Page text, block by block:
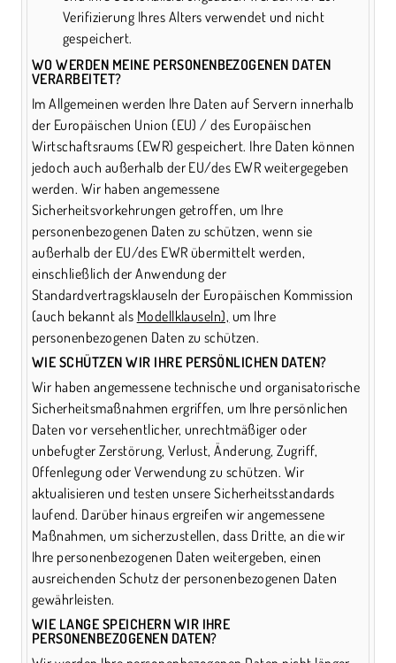
Verifizierung Ihres Alters verwendet und nicht
gespeichert.
WO WERDEN MEINE PERSONENBEZOGENEN DATEN
VERARBEITET?
Im Allgemeinen werden Ihre Daten auf Servern innerhalb
der Europäischen Union (EU) / des Europäischen
Wirtschaftsraums (EWR) gespeichert. Ihre Daten können
jedoch auch außerhalb der EU/des EWR weitergegeben
werden. Wir haben angemessene
Sicherheitsvorkehrungen getroffen, um Ihre
personenbezogenen Daten zu schützen, wenn sie
außerhalb der EU/des EWR übermittelt werden,
einschließlich der Anwendung der
Standardvertragsklauseln der Europäischen Kommission
(auch bekannt als Modellklauseln), um Ihre
personenbezogenen Daten zu schützen.
WIE SCHÜTZEN WIR IHRE PERSÖNLICHEN DATEN?
Wir haben angemessene technische und organisatorische
Sicherheitsmaßnahmen ergriffen, um Ihre persönlichen
Daten vor versehentlicher, unrechtmäßiger oder
unbefugter Zerstörung, Verlust, Änderung, Zugriff,
Offenlegung oder Verwendung zu schützen. Wir
aktualisieren und testen unsere Sicherheitsstandards
laufend. Darüber hinaus ergreifen wir angemessene
Maßnahmen, um sicherzustellen, dass Dritte, an die wir
Ihre personenbezogenen Daten weitergeben, einen
ausreichenden Schutz der personenbezogenen Daten
gewährleisten.
WIE LANGE SPEICHERN WIR IHRE
PERSONENBEZOGENEN DATEN?